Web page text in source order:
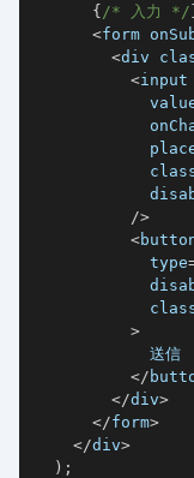
{ /* 入力 */
<form
<div
<
/>
<
            type
>
</
</div>
</form>
</div>
) ;